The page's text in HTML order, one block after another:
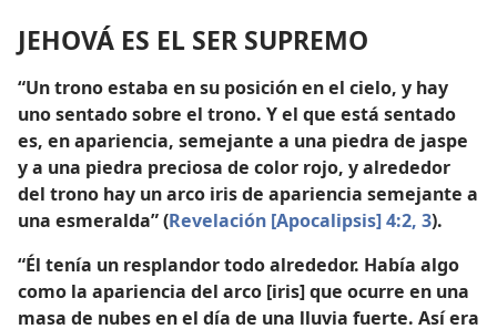
JEHOVÁ ES EL SER SUPREMO
“Un trono estaba en su posición en el cielo, y hay
uno sentado sobre el trono. Y el que está sentado
es, en apariencia, semejante a una piedra de jaspe
y a una piedra preciosa de color rojo, y alrededor
del trono hay un arco iris de apariencia semejante a
una esmeralda” (Revelación [Apocalipsis] 4:2, 3).
“Él tenía un resplandor todo alrededor. Había algo
como la apariencia del arco [iris] que ocurre en una
masa de nubes en el día de una lluvia fuerte. Así era